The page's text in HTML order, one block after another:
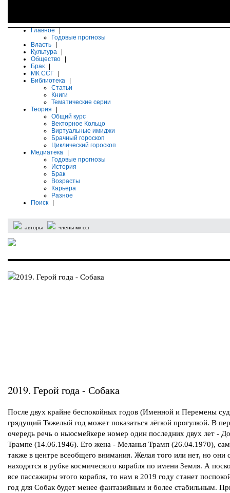
Главное
Годовые прогнозы
Власть
Культура
Общество
Брак
МК ССГ
Библиотека
Статьи
Книги
Тематические серии
Теория
Общий курс
Векторное Кольцо
Виртуальные имиджи
Брачный гороскоп
Циклический гороскоп
Медиатека
Годовые прогнозы
История
Брак
Возрасты
Карьера
Разное
Поиск
авторы члены мк ссг
2019. Герой года - Собака
После двух крайне беспокойных годов (Именной и Перемены
грядущий Тяжелый год может показаться лёгкой прогулкой. В
очередь речь о ньюсмейкере номер один последних двух лет -
Трампе (14.06.1946). Его жена - Меланья Трамп (26.04.1970),
также в центре всеобщего внимания. Желая того или нет, но они
находятся в рубке космического корабля по имени Земля. А
все пассажиры этого корабля, то нам в 2019 году станет
год для Собак будет менее фантазийным и более стабильным.